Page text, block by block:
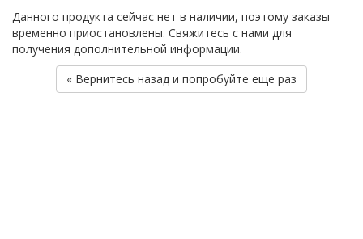
Данного продукта сейчас нет в наличии, поэтому заказы
временно приостановлены. Свяжитесь с нами для
получения дополнительной информации.
« Вернитесь назад и попробуйте еще раз